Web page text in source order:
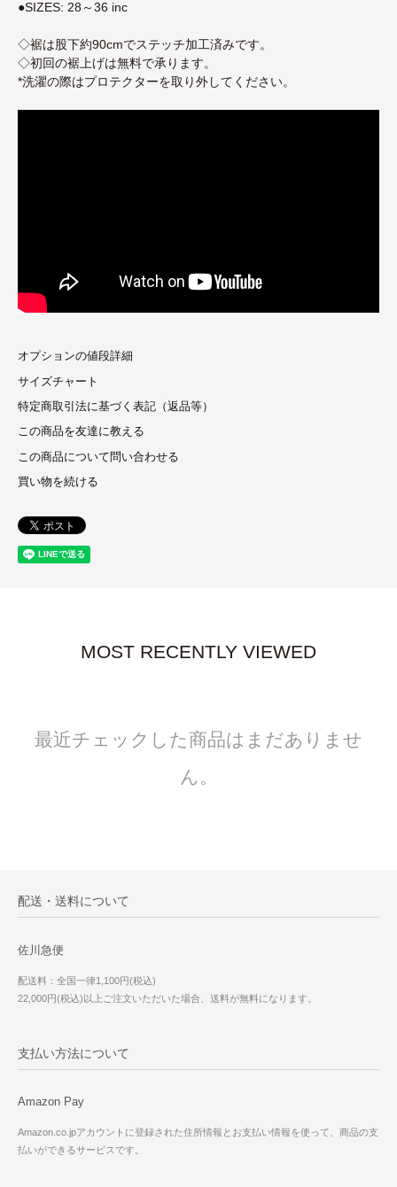
●SIZES: 28～36 inc
◇裾は股下約90cmでステッチ加工済みです。
◇初回の裾上げは無料で承ります。
*洗濯の際はプロテクターを取り外してください。
オプションの値段詳細
サイズチャート
特定商取引法に基づく表記（返品等）
この商品を友達に教える
この商品について問い合わせる
買い物を続ける
MOST RECENTLY VIEWED
最近チェックした商品はまだありませ
ん。
配送・送料について
佐川急便
配送料：全国一律1,100円(税込)
22,000円(税込)以上ご注文いただいた場合、送料が無料になります。
支払い方法について
Amazon Pay
Amazon.co.jpアカウントに登録された住所情報とお支払い情報を使って、商品の支
払いができるサービスです。